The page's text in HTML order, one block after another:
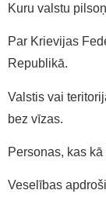
Kuru valstu
Par Krievijas
Republikā.
Valstis vai
bez vīzas.
Personas, kas
Veselības